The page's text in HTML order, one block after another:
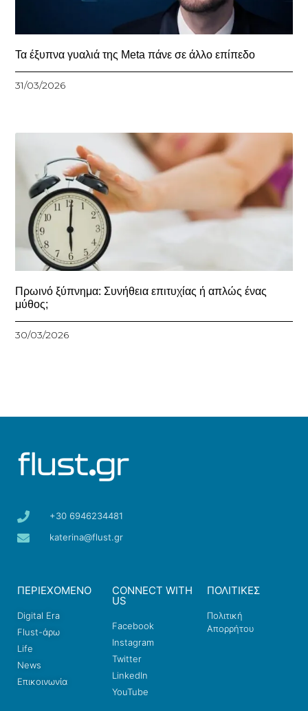
Τα έξυπνα γυαλιά της Meta πάνε σε άλλο επίπεδο
31/03/2026
Πρωινό ξύπνημα: Συνήθεια επιτυχίας ή απλώς ένας
μύθος;
30/03/2026
+30 6946234481
katerina@flust.gr
ΠΕΡΙΕΧΟΜΕΝΟ
Digital Era
Flust-άρω
Life
News
Επικοινωνία
CONNECT WITH
US
Facebook
Instagram
Twitter
LinkedIn
YouTube
ΠΟΛΙΤΙΚΕΣ
Πολιτική
Απορρήτου